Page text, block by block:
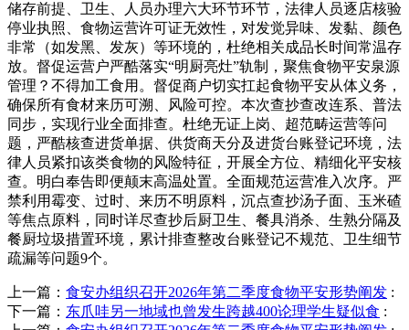
储存前提、卫生、人员办理六大环节环节，法律人员逐店核验
停业执照、食物运营许可证无效性，对发觉异味、发黏、颜色
非常（如发黑、发灰）等环境的，杜绝相关成品长时间常温存
放。督促运营户严酷落实“明厨亮灶”轨制，聚焦食物平安泉源
管理？不得加工食用。督促商户切实扛起食物平安从体义务，
确保所有食材来历可溯、风险可控。本次查抄查改连系、普法
同步，实现行业全面排查。杜绝无证上岗、超范畴运营等问
题，严酷核查进货单据、供货商天分及进货台账登记环境，法
律人员紧扣该类食物的风险特征，开展全方位、精细化平安核
查。明白奉告即便颠末高温处置。全面规范运营准入次序。严
禁利用霉变、过时、来历不明原料，沉点查抄汤子面、玉米碴
等焦点原料，同时详尽查抄后厨卫生、餐具消杀、生熟分隔及
餐厨垃圾措置环境，累计排查整改台账登记不规范、卫生细节
疏漏等问题9个。
上一篇： 食安办组织召开2026年第二季度食物平安形势阐发 :
下一篇： 东爪哇另一地域也曾发生跨越400论理学生疑似食 :